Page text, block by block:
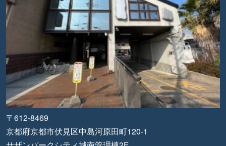
〒612-8469
京都府京都市伏見区中島河原田町120-1